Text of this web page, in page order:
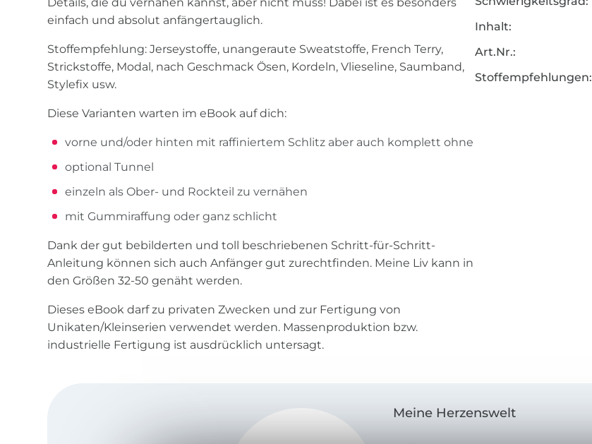
Details, die du vernähen kannst, aber nicht muss! Dabei ist es besonders
einfach und absolut anfängertauglich.
Stoffempfehlung: Jerseystoffe, unangeraute Sweatstoffe, French Terry,
Strickstoffe, Modal, nach Geschmack Ösen, Kordeln, Vlieseline, Saumband,
Stylefix usw.
Diese Varianten warten im eBook auf dich:
vorne und/oder hinten mit raffiniertem Schlitz aber auch komplett ohne
optional Tunnel
einzeln als Ober- und Rockteil zu vernähen
mit Gummiraffung oder ganz schlicht
Dank der gut bebilderten und toll beschriebenen Schritt-für-Schritt-
Anleitung können sich auch Anfänger gut zurechtfinden. Meine Liv kann in
den Größen 32-50 genäht werden.
Dieses eBook darf zu privaten Zwecken und zur Fertigung von
Unikaten/Kleinserien verwendet werden. Massenproduktion bzw.
industrielle Fertigung ist ausdrücklich untersagt.
Inhalt:
Art.Nr.:
Stoffempfehlungen:
Meine Herzenswelt